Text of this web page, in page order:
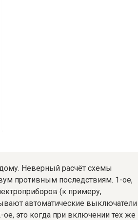
Неверный расчёт схемы
противным последствиям. 1-ое,
(к примеру,
автоматические выключатели
ое, это когда при включении тех же